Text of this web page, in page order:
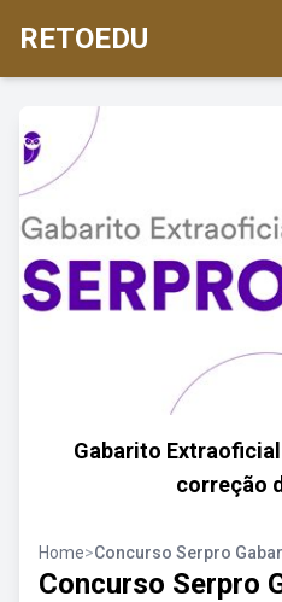
RETOEDU
Gabarito Extraoficial
correção
Home>Concurso Serpro
Concurso Serpro